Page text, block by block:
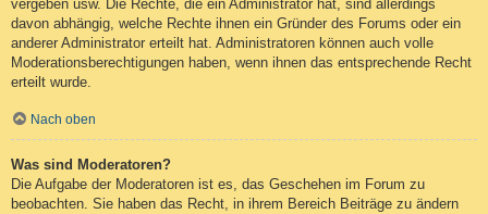
vergeben usw. Die Rechte, die ein Administrator hat, sind allerdings
davon abhängig, welche Rechte ihnen ein Gründer des Forums oder ein
anderer Administrator erteilt hat. Administratoren können auch volle
Moderationsberechtigungen haben, wenn ihnen das entsprechende Recht
erteilt wurde.
Nach oben
Was sind Moderatoren?
Die Aufgabe der Moderatoren ist es, das Geschehen im Forum zu
beobachten. Sie haben das Recht, in ihrem Bereich Beiträge zu ändern